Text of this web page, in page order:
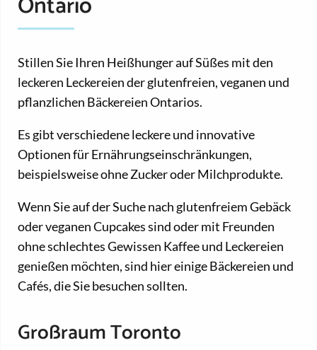
Stillen Sie Ihren Heißhunger auf Süßes mit den
leckeren Leckereien der glutenfreien, veganen und
pflanzlichen Bäckereien Ontarios.
Es gibt verschiedene leckere und innovative
Optionen für Ernährungseinschränkungen,
beispielsweise ohne Zucker oder Milchprodukte.
Wenn Sie auf der Suche nach glutenfreiem Gebäck
oder veganen Cupcakes sind oder mit Freunden
ohne schlechtes Gewissen Kaffee und Leckereien
genießen möchten, sind hier einige Bäckereien und
Cafés, die Sie besuchen sollten.
Großraum Toronto